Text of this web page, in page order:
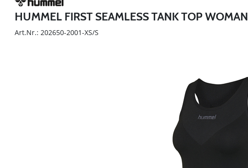
HUMMEL FIRST SEAMLESS TANK TOP WOMAN
Art.Nr.: 202650-2001-XS/S